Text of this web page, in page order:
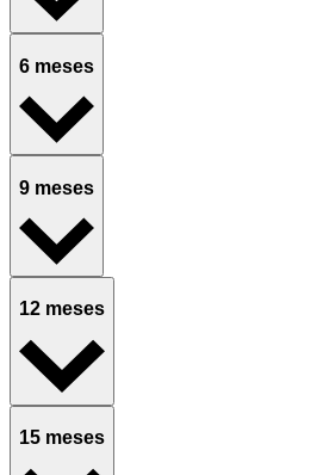
6 meses
9 meses
12 meses
15 meses